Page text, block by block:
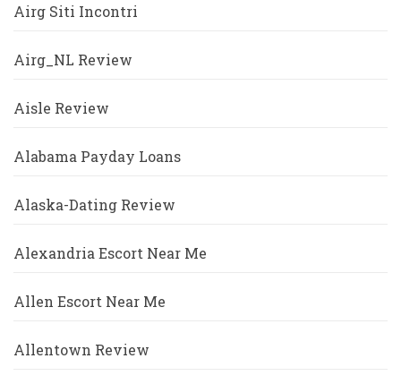
Airg Siti Incontri
Airg_NL Review
Aisle Review
Alabama Payday Loans
Alaska-Dating Review
Alexandria Escort Near Me
Allen Escort Near Me
Allentown Review